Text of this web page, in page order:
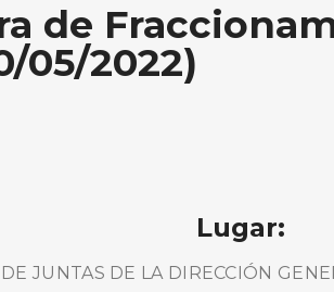
de
05/2022)
Lugar:
JUNTAS DE LA DIRECCIÓN